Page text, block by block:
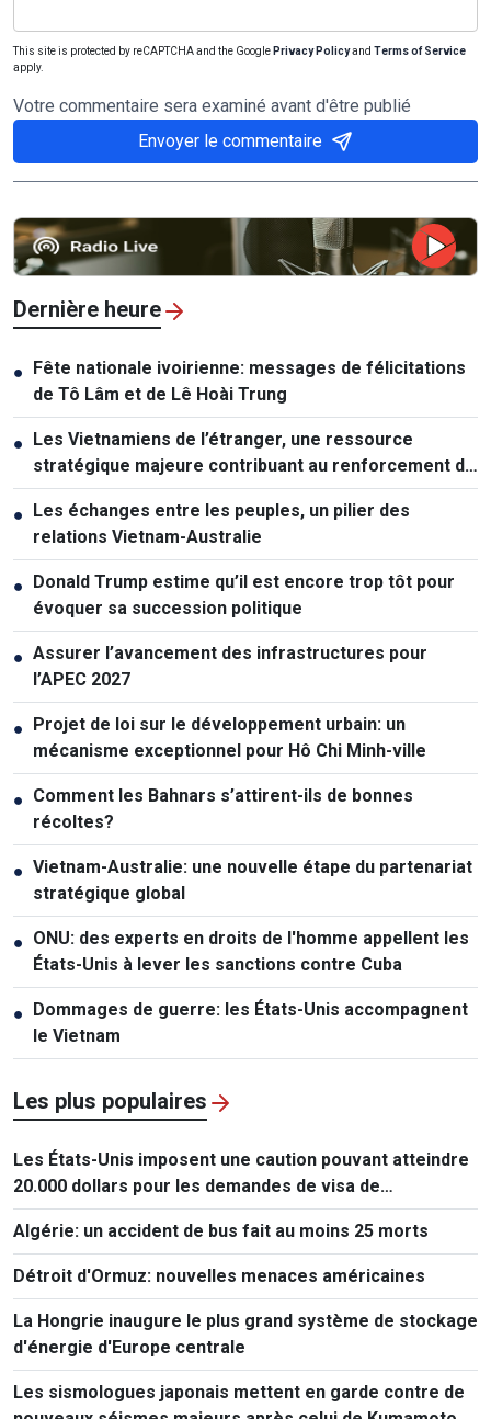
This site is protected by reCAPTCHA and the Google Privacy Policyand Terms of Service
apply.
Votre commentaire sera examiné avant d'être publié
Envoyer le commentaire
Dernière heure
● Fête nationale ivoirienne: messages de félicitations
de Tô Lâm et de Lê Hoài Trung
● Les Vietnamiens de l’étranger, une ressource
stratégique majeure contribuant au renforcement de
la puissance nationale
● Les échanges entre les peuples, un pilier des
relations Vietnam-Australie
● Donald Trump estime qu’il est encore trop tôt pour
évoquer sa succession politique
● Assurer l’avancement des infrastructures pour
l’APEC 2027
● Projet de loi sur le développement urbain: un
mécanisme exceptionnel pour Hô Chi Minh-ville
● Comment les Bahnars s’attirent-ils de bonnes
récoltes?
● Vietnam-Australie: une nouvelle étape du partenariat
stratégique global
● ONU: des experts en droits de l'homme appellent les
États-Unis à lever les sanctions contre Cuba
● Dommages de guerre: les États-Unis accompagnent
le Vietnam
Les plus populaires
Les États-Unis imposent une caution pouvant atteindre
20.000 dollars pour les demandes de visa de
ressortissants de 50 pays
Algérie: un accident de bus fait au moins 25 morts
Détroit d'Ormuz: nouvelles menaces américaines
La Hongrie inaugure le plus grand système de stockage
d'énergie d'Europe centrale
Les sismologues japonais mettent en garde contre de